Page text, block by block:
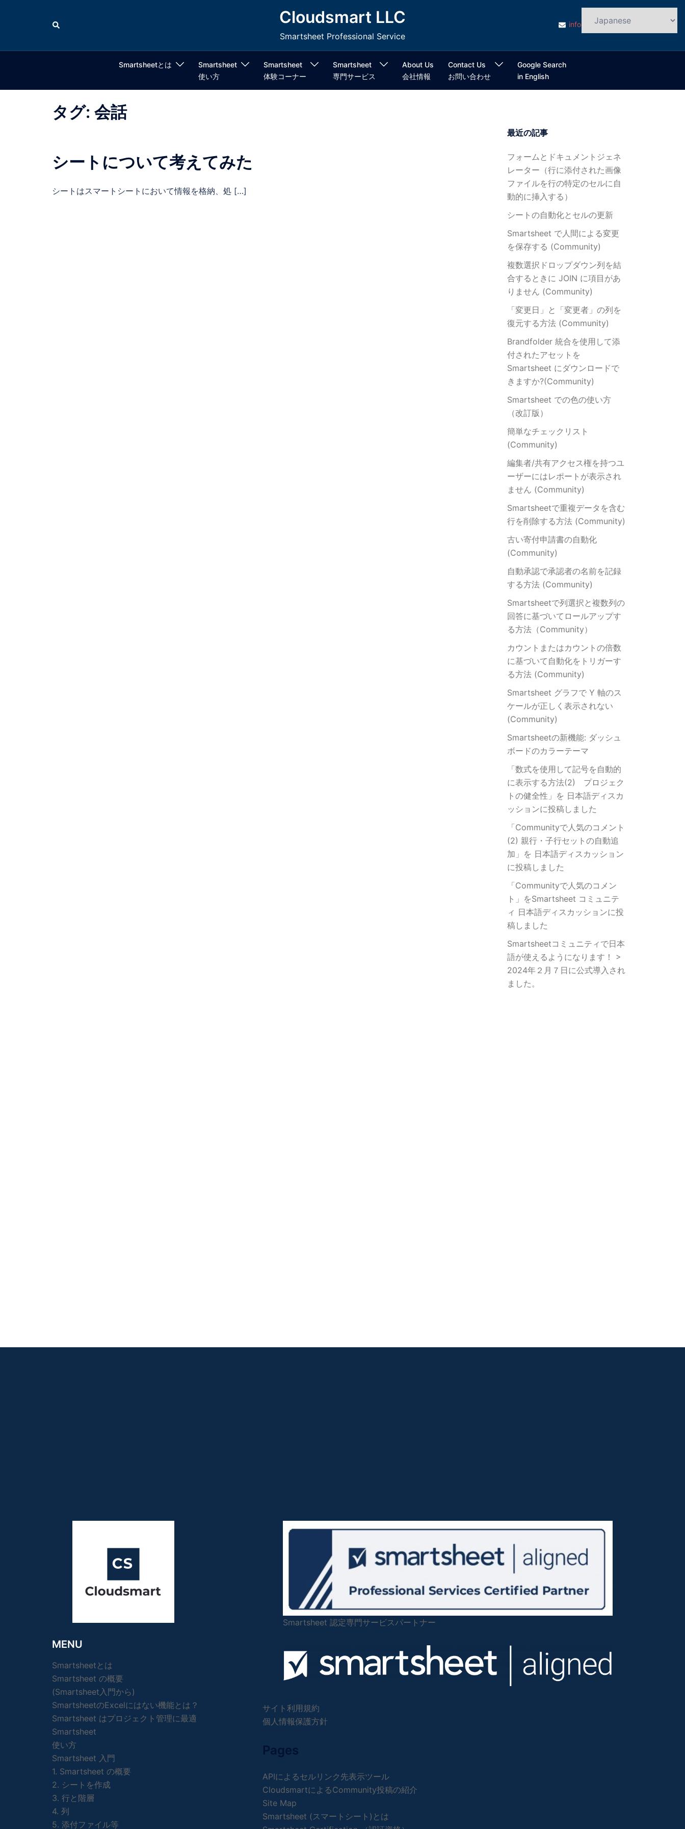
検
索
Cloudsmart LLC
Smartsheet Professional Service
info@cloudsmart.jp
Smartsheetとは
Smartsheet
使い方
Smartsheet
体験コーナー
Smartsheet
専門サービス
About Us
会社情報
Contact Us
お問い合わせ
Google Search
in English
タグ: 会話
シートについて考えてみた
シートはスマートシートにおいて情報を格納、処 […]
最近の記事
フォームとドキュメントジェネ
レーター（行に添付された画像
ファイルを行の特定のセルに自
動的に挿入する）
シートの自動化とセルの更新
Smartsheet で人間による変更
を保存する (Community)
複数選択ドロップダウン列を結
合するときに JOIN に項目があ
りません (Community)
「変更日」と「変更者」の列を
復元する方法 (Community)
Brandfolder 統合を使用して添
付されたアセットを
Smartsheet にダウンロードで
きますか?(Community)
Smartsheet での色の使い方
（改訂版）
簡単なチェックリスト
(Community)
編集者/共有アクセス権を持つユ
ーザーにはレポートが表示され
ません (Community)
Smartsheetで重複データを含む
行を削除する方法 (Community)
古い寄付申請書の自動化
(Community)
自動承認で承認者の名前を記録
する方法 (Community)
Smartsheetで列選択と複数列の
回答に基づいてロールアップす
る方法（Community）
カウントまたはカウントの倍数
に基づいて自動化をトリガーす
る方法 (Community)
Smartsheet グラフで Y 軸のス
ケールが正しく表示されない
(Community)
Smartsheetの新機能: ダッシュ
ボードのカラーテーマ
「数式を使用して記号を自動的
に表示する方法(2) プロジェク
トの健全性」を 日本語ディスカ
ッションに投稿しました
「Communityで人気のコメント
(2) 親行・子行セットの自動追
加」を 日本語ディスカッション
に投稿しました
「Communityで人気のコメン
ト」をSmartsheet コミュニテ
ィ 日本語ディスカッションに投
稿しました
Smartsheetコミュニティで日本
語が使えるようになります！ >
2024年２月７日に公式導入され
ました。
MENU
Smartsheetとは
Smartsheet の概要
(Smartsheet入門から)
SmartsheetのExcelにはない機能とは？
Smartsheet はプロジェクト管理に最適
Smartsheet
使い方
Smartsheet 入門
1. Smartsheet の概要
2. シートを作成
3. 行と階層
4. 列
5. 添付ファイル等
Smartsheet 認定専門サービスパートナー
サイト利用規約
個人情報保護方針
Pages
APIによるセルリンク先表示ツール
CloudsmartによるCommunity投稿の紹介
Site Map
Smartsheet (スマートシート)とは